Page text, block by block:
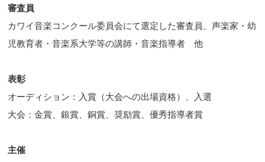
審査員
カワイ音楽コンクール委員会にて選定した審査員、声楽家・幼
児教育者・音楽系大学等の講師・音楽指導者 他
表彰
オーディション：入賞（大会への出場資格）、入選
大会：金賞、銀賞、銅賞、奨励賞、優秀指導者賞
主催